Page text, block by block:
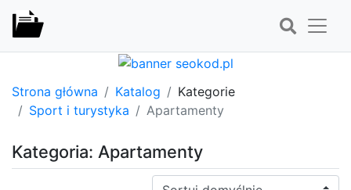
Strona główna Katalog
Kategorie
Sport i turystyka
Apartamenty
Kategoria: Apartamenty
Sortuj: